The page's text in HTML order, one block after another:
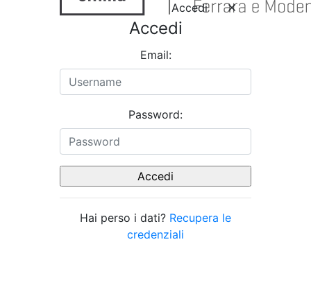
Accedi
Accedi
Email:
Password:
Hai perso i dati? Recupera le
credenziali